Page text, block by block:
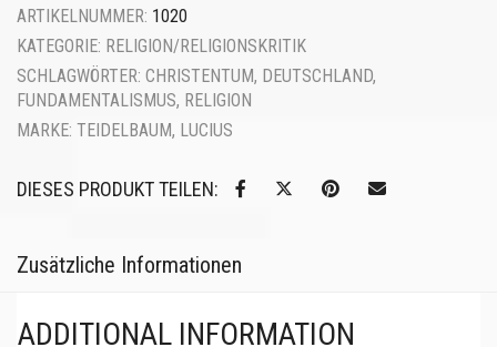
ARTIKELNUMMER: 1020
KATEGORIE: RELIGION/RELIGIONSKRITIK
SCHLAGWÖRTER: CHRISTENTUM, DEUTSCHLAND,
FUNDAMENTALISMUS, RELIGION
MARKE: TEIDELBAUM, LUCIUS
DIESES PRODUKT TEILEN:
Zusätzliche Informationen
ADDITIONAL INFORMATION